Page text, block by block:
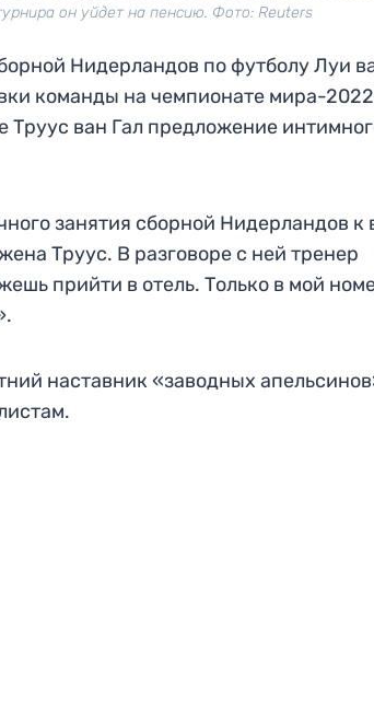
он уйдет на пенсию. Фото: Reuters
Нидерландов по футболу Луи
команды на чемпионате мира-2022
Труус ван Гал предложение
занятия сборной Нидерландов к
Труус. В разговоре с ней тренер
прийти в отель. Только в мой
наставник «заводных